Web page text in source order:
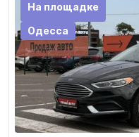
На площадке
Одесса